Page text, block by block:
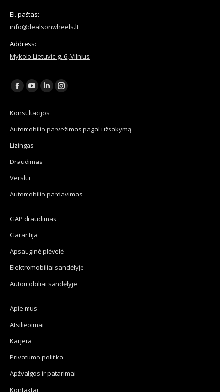
El. paštas:
info@dealsonwheels.lt
Address:
Mykolo Lietuvio g. 6, Vilnius
Find us on:
Facebook
opens
in
new
YouTube
opens
in
new
Linkedin
opens
in
Instagram
in
Konsultacijos
Automobilio parvežimas pagal užsakymą
Lizingas
Draudimas
Verslui
Automobilio pardavimas
GAP draudimas
Garantija
Apsauginė plėvelė
Elektromobiliai sandėlyje
Automobiliai sandėlyje
Apie mus
Atsiliepimai
Karjera
Privatumo politika
Apžvalgos ir patarimai
Kontaktai